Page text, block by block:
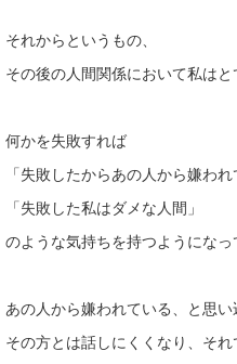
それからというもの、
その後の人間関係において私はと
何かを失敗すれば
「失敗したからあの人から嫌わ
「失敗した私はダメな人間」
のような気持ちを持つようになっ
あの人から嫌われている、と思
その方とは話しにくくなり、そ